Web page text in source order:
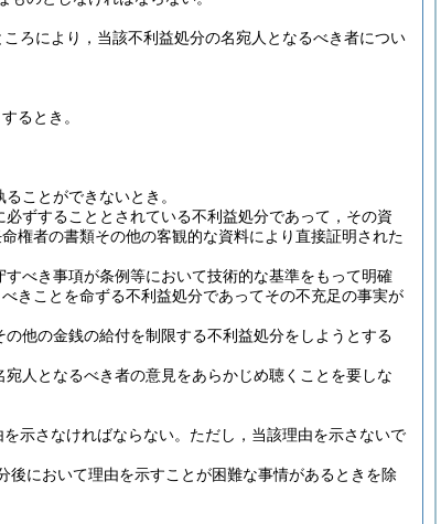
ころにより，当該不利益処分の名宛人となるべき者につい
るとき。
ことができないとき。
ずすることとされている不利益処分であって，その資
権者の書類その他の客観的な資料により直接証明された
べき事項が条例等において技術的な基準をもって明確
きことを命ずる不利益処分であってその不充足の事実が
他の金銭の給付を制限する不利益処分をしようとする
人となるべき者の意見をあらかじめ聴くことを要しな
示さなければならない。 ただし，当該理由を示さないで
において理由を示すことが困難な事情があるときを除